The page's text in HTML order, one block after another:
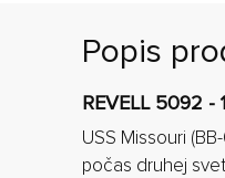
Popis
REVELL 5092 -
USS Missouri
počas druhej